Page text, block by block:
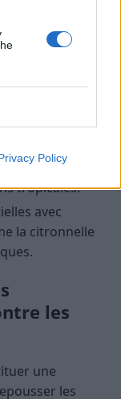
Policy
moustiques, il
globale :
autour de la
lors de
et autour
tropicales.
avec
la citronnelle
les
une
les